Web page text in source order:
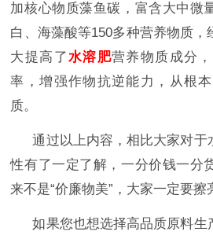
加核心物质藻鱼碳，富含大中微
白、海藻酸等150多种营养物质，
大提高了水溶肥营养物质成分
率，增强作物抗逆能力，从根
质。
通过以上内容，相比大家对于
性有了一定了解，一分价钱一分
来不是“价廉物美”，大家一定要擦
如果您也想选择高品质原料生